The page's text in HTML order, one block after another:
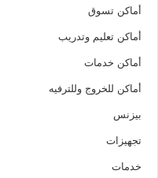
أماكن تسوق
أماكن تعليم وتدريب
أماكن خدمات
أماكن للخروج وللترفيه
بيزنس
تجهيزات
خدمات